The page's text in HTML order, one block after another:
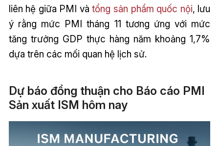
liên hệ giữa PMI vàtổng sản phẩm quốc nội, lưu
ý rằng mức PMI tháng 11 tương ứng với mức
tăng trưởng GDP thực hàng năm khoảng 1,7%
dựa trên các mối quan hệ lịch sử.
Dự báo đồng thuận cho Báo cáo PMI
Sản xuất ISM hôm nay